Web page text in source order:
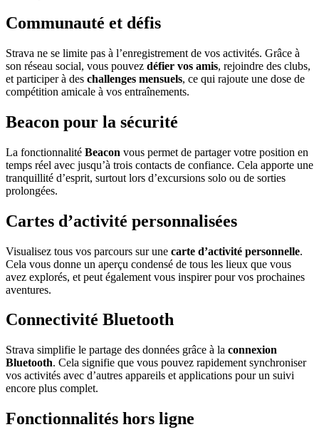
Communauté et défis
Strava ne se limite pas à l’enregistrement de vos activités. Grâce à
son réseau social, vous pouvez défier vos amis, rejoindre des clubs,
et participer à des challenges mensuels, ce qui rajoute une dose de
compétition amicale à vos entraînements.
Beacon pour la sécurité
La fonctionnalité Beacon vous permet de partager votre position en
temps réel avec jusqu’à trois contacts de confiance. Cela apporte une
tranquillité d’esprit, surtout lors d’excursions solo ou de sorties
prolongées.
Cartes d’activité personnalisées
Visualisez tous vos parcours sur une carte d’activité personnelle.
Cela vous donne un aperçu condensé de tous les lieux que vous
avez explorés, et peut également vous inspirer pour vos prochaines
aventures.
Connectivité Bluetooth
Strava simplifie le partage des données grâce à la connexion
Bluetooth. Cela signifie que vous pouvez rapidement synchroniser
vos activités avec d’autres appareils et applications pour un suivi
encore plus complet.
Fonctionnalités hors ligne